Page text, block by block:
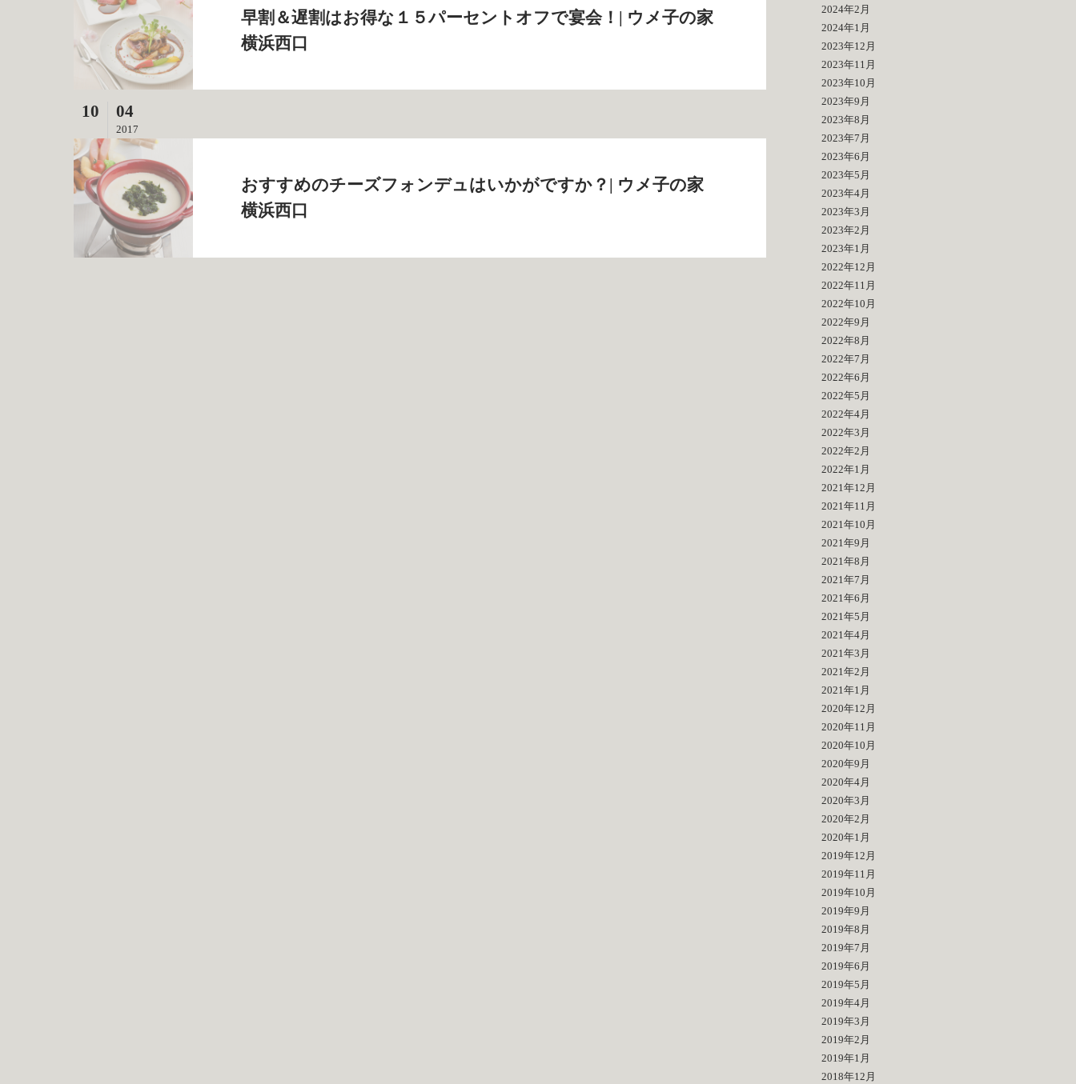
早割＆遅割はお得な１５パーセントオフで宴会！| ウメ子の家
横浜西口
10 04
2017
おすすめのチーズフォンデュはいかがですか？| ウメ子の家
横浜西口
2024年2月
2024年1月
2023年12月
2023年11月
2023年10月
2023年9月
2023年8月
2023年7月
2023年6月
2023年5月
2023年4月
2023年3月
2023年2月
2023年1月
2022年12月
2022年11月
2022年10月
2022年9月
2022年8月
2022年7月
2022年6月
2022年5月
2022年4月
2022年3月
2022年2月
2022年1月
2021年12月
2021年11月
2021年10月
2021年9月
2021年8月
2021年7月
2021年6月
2021年5月
2021年4月
2021年3月
2021年2月
2021年1月
2020年12月
2020年11月
2020年10月
2020年9月
2020年4月
2020年3月
2020年2月
2020年1月
2019年12月
2019年11月
2019年10月
2019年9月
2019年8月
2019年7月
2019年6月
2019年5月
2019年4月
2019年3月
2019年2月
2019年1月
2018年12月